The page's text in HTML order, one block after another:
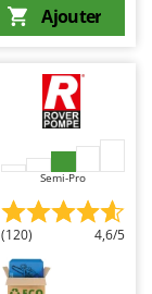
Ajouter
Semi-Pro
(120) 4,6/5